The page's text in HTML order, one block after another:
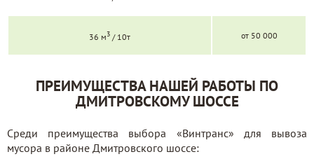
36 м3 / 10т от 50 000
ПРЕИМУЩЕСТВА НАШЕЙ РАБОТЫ ПО
ДМИТРОВСКОМУ ШОССЕ
Среди преимущества выбора «Винтранс» для вывоза
мусора в районе Дмитровского шоссе: